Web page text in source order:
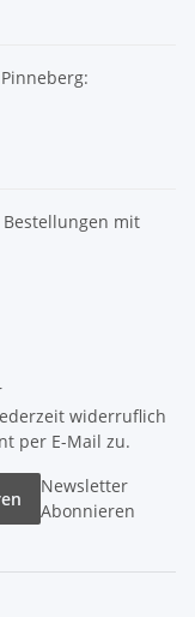
mit
widerruflich
per E-Mail zu.
Newsletter
Abonnieren